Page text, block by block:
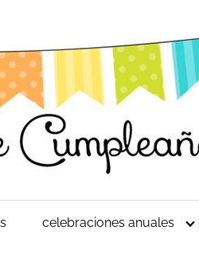
celebraciones anuales